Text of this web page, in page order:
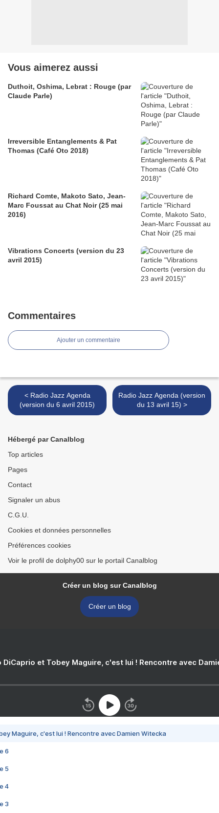
Vous aimerez aussi
Duthoit, Oshima, Lebrat : Rouge (par
Claude Parle)
Irreversible Entanglements & Pat
Thomas (Café Oto 2018)
Richard Comte, Makoto Sato, Jean-
Marc Foussat au Chat Noir (25 mai
2016)
Vibrations Concerts (version du 23
avril 2015)
Commentaires
Ajouter un commentaire
< Radio Jazz Agenda
(version du 6 avril 2015)
Radio Jazz Agenda (version
du 13 avril 15) >
Hébergé par Canalblog
Top articles
Pages
Contact
Signaler un abus
C.G.U.
Cookies et données personnelles
Préférences cookies
Voir le profil de dolphy00 sur le portail Canalblog
Créer un blog sur Canalblog
Créer un blog
DiCaprio et Tobey Maguire, c'est lui ! Rencontre avec
Maguire, c'est lui ! Rencontre avec Damien Witecka
6
5
4
3